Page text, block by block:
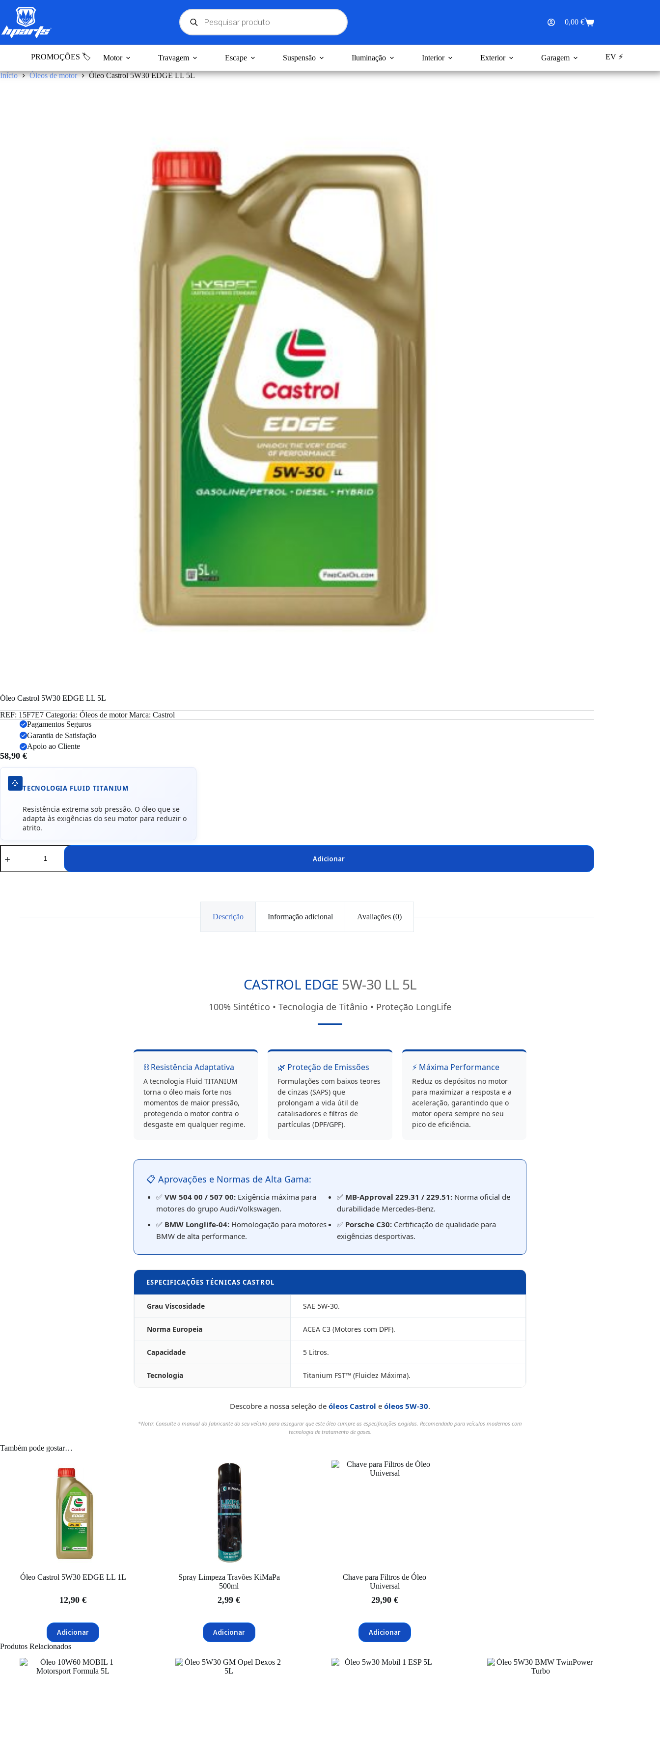
conteúdo
Products
search
Carrinho
compras
0,00 €
PROMOÇÕES 🏷️ Motor Travagem Escape Suspensão Iluminação Interior Exterior Garagem EV ⚡
Início Óleos de motor Óleo Castrol 5W30 EDGE LL 5L
Óleo Castrol 5W30 EDGE LL 5L
REF: 15F7E7 Categoria: Óleos de motor Marca: Castrol
Pagamentos Seguros
Garantia de Satisfação
Apoio ao Cliente
58,90 €
💎 TECNOLOGIA FLUID TITANIUM
Resistência extrema sob pressão. O óleo que se
adapta às exigências do seu motor para reduzir o
atrito.
Quantidade
de
Castrol
Adicionar
Descrição Informação adicional Avaliações (0)
CASTROL EDGE 5W-30 LL 5L
100% Sintético • Tecnologia de Titânio • Proteção LongLife
⛓️ Resistência Adaptativa
A tecnologia Fluid TITANIUM
torna o óleo mais forte nos
momentos de maior pressão,
protegendo o motor contra o
desgaste em qualquer regime.
🌿 Proteção de Emissões
Formulações com baixos teores
de cinzas (SAPS) que
prolongam a vida útil de
catalisadores e filtros de
partículas (DPF/GPF).
⚡ Máxima Performance
Reduz os depósitos no motor
para maximizar a resposta e a
aceleração, garantindo que o
motor opera sempre no seu
pico de eficiência.
📋 Aprovações e Normas de Alta Gama:
✅ VW 504 00 / 507 00: Exigência máxima para
motores do grupo Audi/Volkswagen.
✅ MB-Approval 229.31 / 229.51: Norma oficial de
durabilidade Mercedes-Benz.
✅ BMW Longlife-04: Homologação para motores
BMW de alta performance.
✅ Porsche C30: Certificação de qualidade para
exigências desportivas.
ESPECIFICAÇÕES TÉCNICAS CASTROL
Grau Viscosidade SAE 5W-30.
Norma Europeia ACEA C3 (Motores com DPF).
Capacidade 5 Litros.
Tecnologia Titanium FST™ (Fluidez Máxima).
Descobre a nossa seleção de óleos Castrol e óleos 5W-30.
*Nota: Consulte o manual do fabricante do seu veículo para assegurar que este óleo cumpre as especificações exigidas. Recomendado para veículos modernos com
tecnologia de tratamento de gases.
Também pode gostar…
Óleo Castrol 5W30 EDGE LL 1L
12,90€
Adicionar
Spray Limpeza Travões KiMaPa
500ml
2,99€
Adicionar
Chave para Filtros de Óleo
Universal
29,90 €
Adicionar
Produtos Relacionados